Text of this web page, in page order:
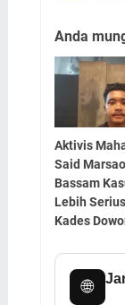
Anda
Aktivis
Said
Bassam
Lebih
Kades
🌐